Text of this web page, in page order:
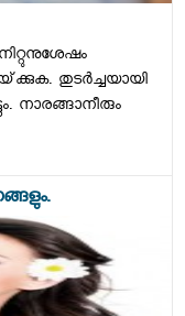
തുടര്‍ച്ചയായി
നാരങ്ങാനീരും